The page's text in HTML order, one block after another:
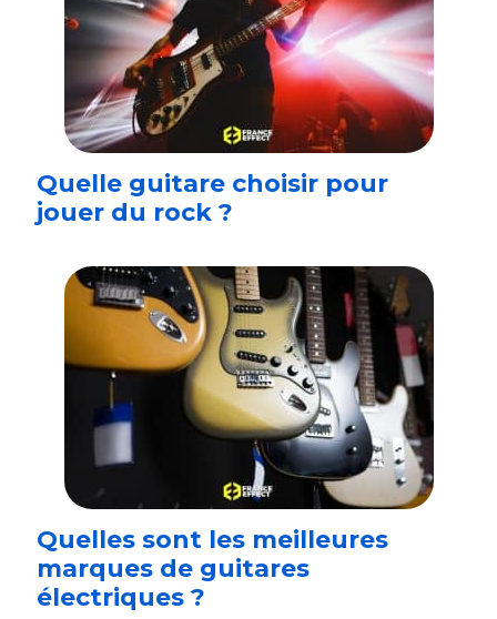
Quelle guitare choisir pour
jouer du rock ?
Quelles sont les meilleures
marques de guitares
électriques ?